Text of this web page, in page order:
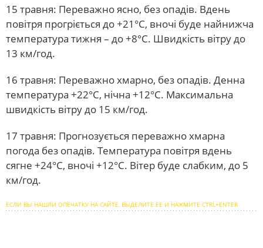
15 травня: Переважно ясно, без опадів. Вдень
повітря прогріється до +21°С, вночі буде найнижча
температура тижня – до +8°С. Швидкість вітру до
13 км/год.
16 травня: Переважно хмарно, без опадів. Денна
температура +22°С, нічна +12°С. Максимальна
швидкість вітру до 15 км/год.
17 травня: Прогнозується переважно хмарна
погода без опадів. Температура повітря вдень
сягне +24°С, вночі +12°С. Вітер буде слабким, до 5
км/год.
ЕСЛИ ВЫ НАШЛИ ОПЕЧАТКУ НА САЙТЕ, ВЫДЕЛИТЕ ЕЕ И НАЖМИТЕ CTRL+ENTER